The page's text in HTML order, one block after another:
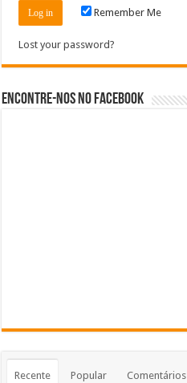
Remember Me
Lost your password?
Encontre-nos no Facebook
Recente Popular Comentários